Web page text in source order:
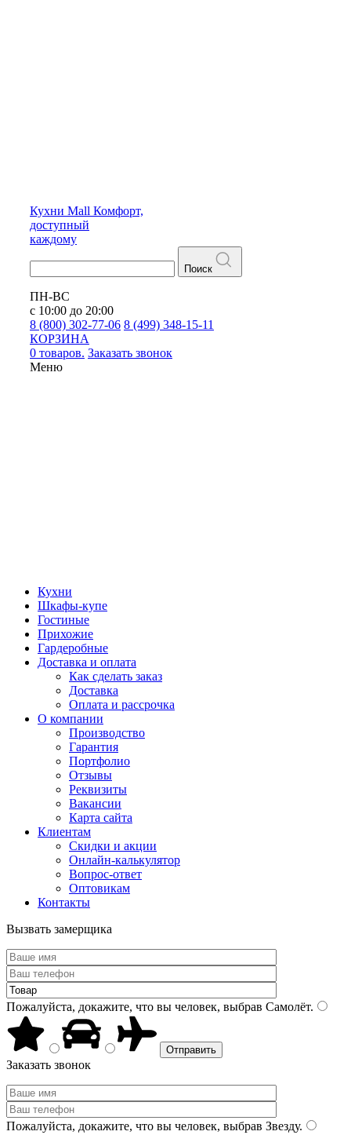
Кухни Mall Комфорт,
доступный
каждому
Поиск
ПН-ВС
с 10:00 до 20:00
8 (800) 302-77-06 8 (499) 348-15-11
КОРЗИНА
0 товаров. Заказать звонок
Меню
Кухни
Шкафы-купе
Гостиные
Прихожие
Гардеробные
Доставка и оплата
Как сделать заказ
Доставка
Оплата и рассрочка
О компании
Производство
Гарантия
Портфолио
Отзывы
Реквизиты
Вакансии
Карта сайта
Клиентам
Скидки и акции
Онлайн-калькулятор
Вопрос-ответ
Оптовикам
Контакты
Вызвать замерщика
Пожалуйста, докажите, что вы человек, выбрав Самолёт.
Заказать звонок
Пожалуйста, докажите, что вы человек, выбрав Звезду.